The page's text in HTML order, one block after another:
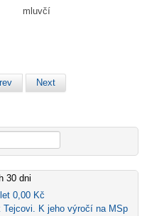
Next
30 dni
0,00 Kč
Tejcovi. K jeho výročí na MSp